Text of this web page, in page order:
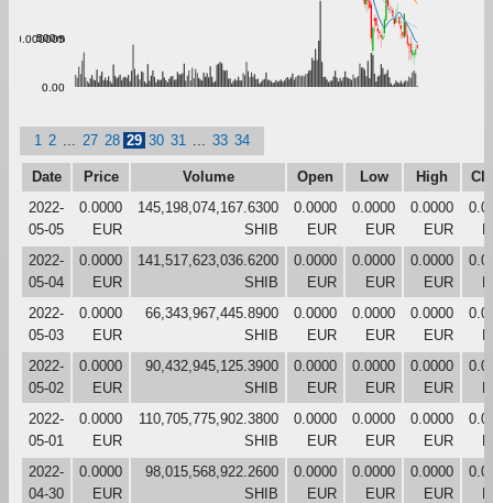
0.000005
0.00
500m
1 2 27 28 29 30 31 33 34
Date Price Volume Open Low High
2022-
05-05
0.0000
EUR
145,198,074,167.6300
SHIB
0.0000
EUR
0.0000
EUR
0.0000
EUR
2022-
05-04
0.0000
EUR
141,517,623,036.6200
SHIB
0.0000
EUR
0.0000
EUR
0.0000
EUR
2022-
05-03
0.0000
EUR
66,343,967,445.8900
SHIB
0.0000
EUR
0.0000
EUR
0.0000
EUR
2022-
05-02
0.0000
EUR
90,432,945,125.3900
SHIB
0.0000
EUR
0.0000
EUR
0.0000
EUR
2022-
05-01
0.0000
EUR
110,705,775,902.3800
SHIB
0.0000
EUR
0.0000
EUR
0.0000
EUR
2022-
04-30
0.0000
EUR
98,015,568,922.2600
SHIB
0.0000
EUR
0.0000
EUR
0.0000
EUR